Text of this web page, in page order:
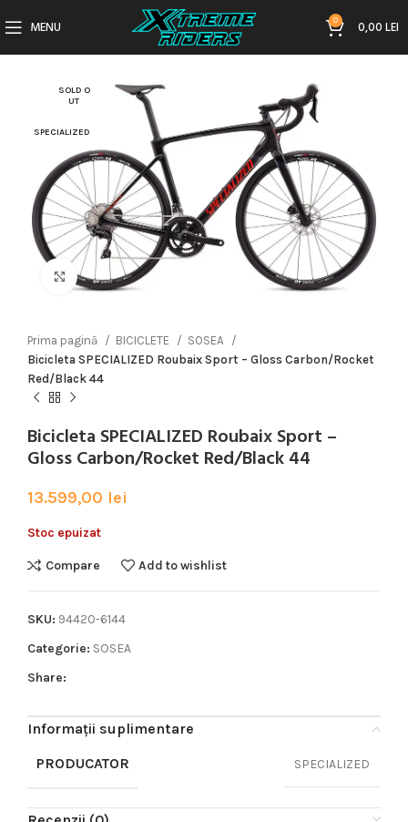
MENU 0 0,00LEI
SOLD O
UT
SPECIALIZED
Click to enlarge
Prima pagină BICICLETE
SOSEA
Bicicleta SPECIALIZED Roubaix Sport – Gloss Carbon/Rocket
Red/Black 44
Bicicleta SPECIALIZED Roubaix Sport –
Gloss Carbon/Rocket Red/Black 44
13.599,00 lei
Stoc epuizat
Compare Add to wishlist
SKU: 94420-6144
Categorie: SOSEA
Share:
Informații suplimentare
PRODUCATOR
SPECIALIZED